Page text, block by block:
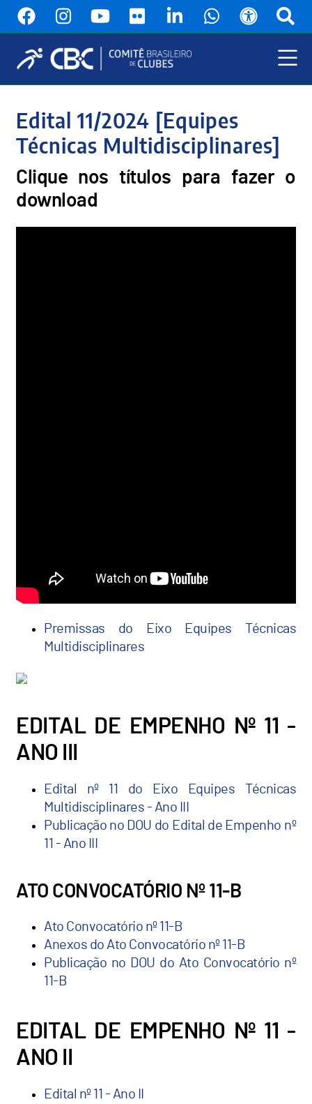
conteúdo
Principal
Edital 11/2024 [Equipes
Técnicas Multidisciplinares]
Clique nos títulos para fazer o
download
Premissas do Eixo Equipes Técnicas
Multidisciplinares
EDITAL DE EMPENHO Nº 11 -
ANO III
Edital nº 11 do Eixo Equipes Técnicas
Multidisciplinares - Ano III
Publicação no DOU do Edital de Empenho nº
11 - Ano III
ATO CONVOCATÓRIO Nº 11-B
Ato Convocatório nº 11-B
Anexos do Ato Convocatório nº 11-B
Publicação no DOU do Ato Convocatório nº
11-B
EDITAL DE EMPENHO Nº 11 -
ANO II
Edital nº 11 - Ano II